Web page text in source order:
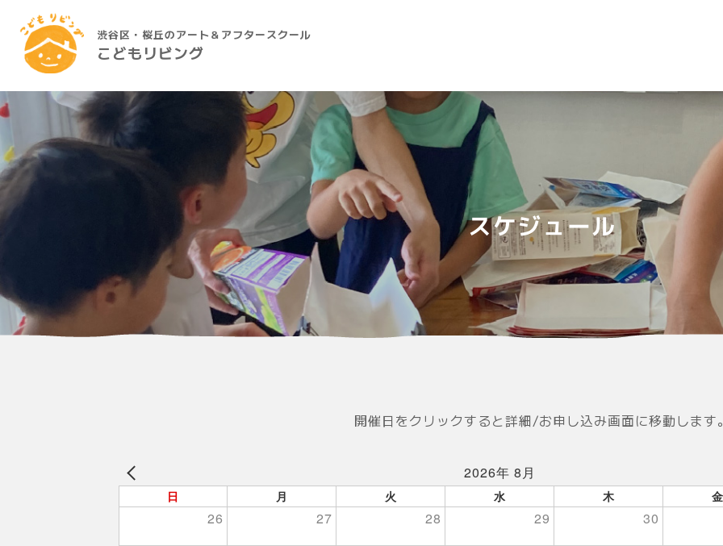
渋谷区・桜丘のアート＆アフタースクール
こどもリビング
スケジュール
開催日をクリックすると詳細/お申し込み画面に移動します。
2026年 8月
日 月 火 水 木 金
26 27 28 29 30